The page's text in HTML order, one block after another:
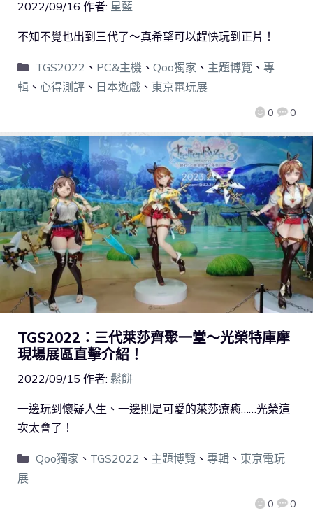
2022/09/16 作者: 星藍
0 0
不知不覺也出到三代了～真希望可以趕快玩到正片！
TGS2022 、 PC&主機、 Qoo獨家 、 主題博覽 、 專
輯 、 心得測評 、 日本遊戲 、 東京電玩展
TGS2022：三代萊莎齊聚一堂～光榮特庫摩
現場展區直擊介紹！
2022/09/15 作者: 鬆餅
0 0
一邊玩到懷疑人生、一邊則是可愛的萊莎療癒……光榮這
次太會了！
Qoo獨家 、 TGS2022 、 主題博覽 、 專輯、 東京電玩
展